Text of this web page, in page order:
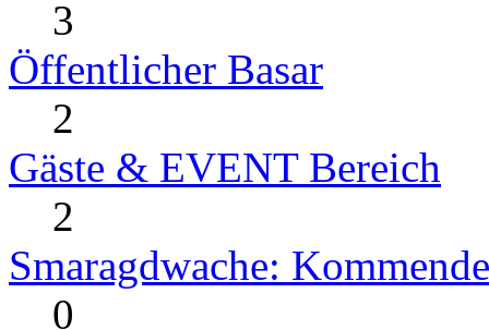
3
Öffentlicher Basar
2
Gäste & EVENT Bereich
2
Smaragdwache:
0